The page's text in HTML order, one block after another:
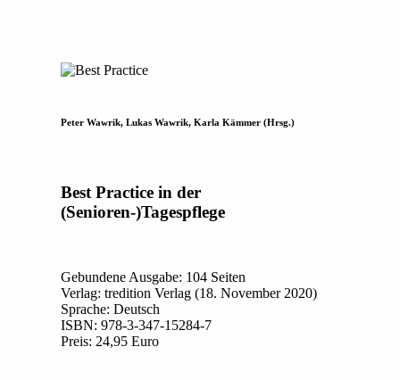
Peter Wawrik, Lukas Wawrik, Karla Kämmer (Hrsg.)
Best Practice in der
(Senioren-)Tagespflege
Gebundene Ausgabe: 104 Seiten
Verlag: tredition Verlag (18. November 2020)
Sprache: Deutsch
ISBN: 978-3-347-15284-7
Preis: 24,95 Euro